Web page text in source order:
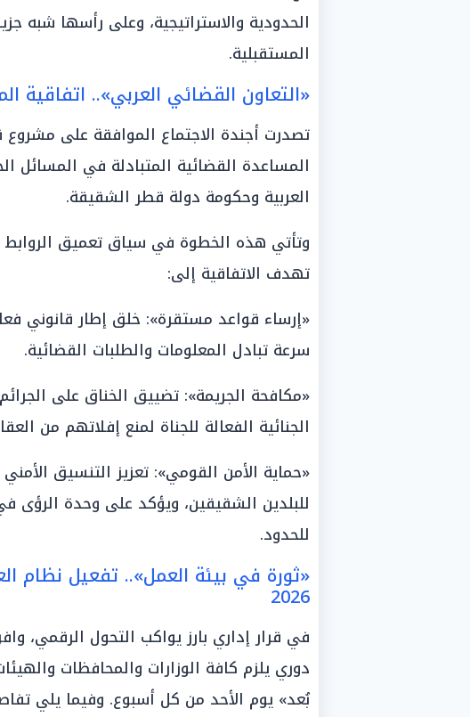
الحدودية والاستراتيجية، وعلى رأسها شبه
المستقبلية.
«التعاون القضائي العربي».. اتفاقية
تصدرت أجندة الاجتماع الموافقة على مشروع
المساعدة القضائية المتبادلة في المسائل
العربية وحكومة دولة قطر الشقيقة.
وتأتي هذه الخطوة في سياق تعميق الروابط
تهدف الاتفاقية إلى:
«إرساء قواعد مستقرة»: خلق إطار قانوني
سرعة تبادل المعلومات والطلبات القضائية.
«مكافحة الجريمة»: تضييق الخناق على
الجنائية الفعالة للجناة لمنع إفلاتهم من
«حماية الأمن القومي»: تعزيز التنسيق
للبلدين الشقيقين، ويؤكد على وحدة الرؤى
للحدود.
«ثورة في بيئة العمل».. تفعيل نظام
2026
في قرار إداري بارز يواكب التحول الرقمي،
دوري يلزم كافة الوزارات والمحافظات
بُعد» يوم الأحد من كل أسبوع. وفيما يلي